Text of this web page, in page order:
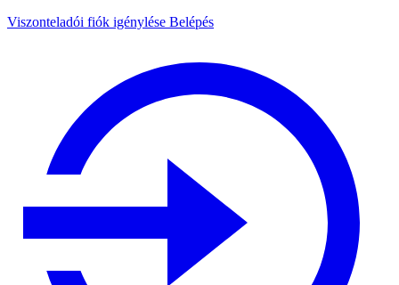
Viszonteladói fiók igénylése Belépés